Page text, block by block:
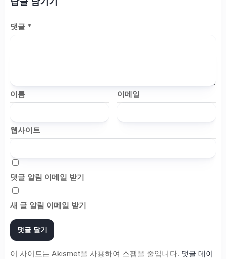
댓글 *
이름 이메일
웹사이트
댓글 알림 이메일 받기
새 글 알림 이메일 받기
이 사이트는 Akismet을 사용하여 스팸을 줄입니다. 댓글 데이